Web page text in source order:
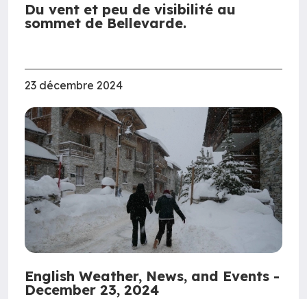
Du vent et peu de visibilité au
sommet de Bellevarde.
23 décembre 2024
English Weather, News, and Events -
December 23, 2024